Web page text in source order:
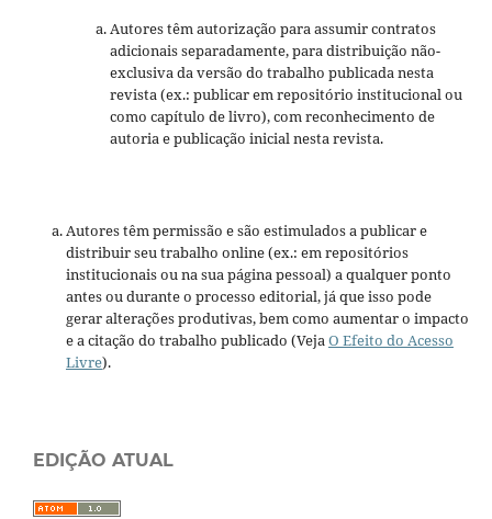
Autores têm autorização para assumir contratos
adicionais separadamente, para distribuição não-
exclusiva da versão do trabalho publicada nesta
revista (ex.: publicar em repositório institucional ou
como capítulo de livro), com reconhecimento de
autoria e publicação inicial nesta revista.
Autores têm permissão e são estimulados a publicar e
distribuir seu trabalho online (ex.: em repositórios
institucionais ou na sua página pessoal) a qualquer ponto
antes ou durante o processo editorial, já que isso pode
gerar alterações produtivas, bem como aumentar o impacto
e a citação do trabalho publicado (VejaO Efeito do Acesso
Livre).
EDIÇÃO ATUAL